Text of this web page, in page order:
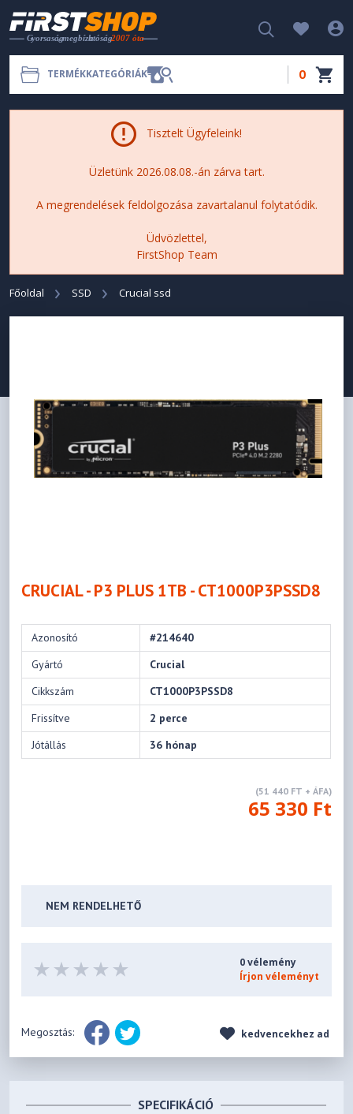
TERMÉKKATEGÓRIÁK 0
Tisztelt Ügyfeleink!
Üzletünk 2026.08.08.-án zárva tart.
A megrendelések feldolgozása zavartalanul folytatódik.
Üdvözlettel,
FirstShop Team
Főoldal SSD Crucial ssd
CRUCIAL - P3 PLUS 1TB - CT1000P3PSSD8
Azonosító
#214640
Gyártó
Crucial
Cikkszám
CT1000P3PSSD8
Frissítve
2 perce
Jótállás
36 hónap
(51 440 FT + ÁFA)
65 330 Ft
NEM RENDELHETŐ
0 vélemény
Írjon véleményt
Megosztás: kedvencekhez ad
SPECIFIKÁCIÓ